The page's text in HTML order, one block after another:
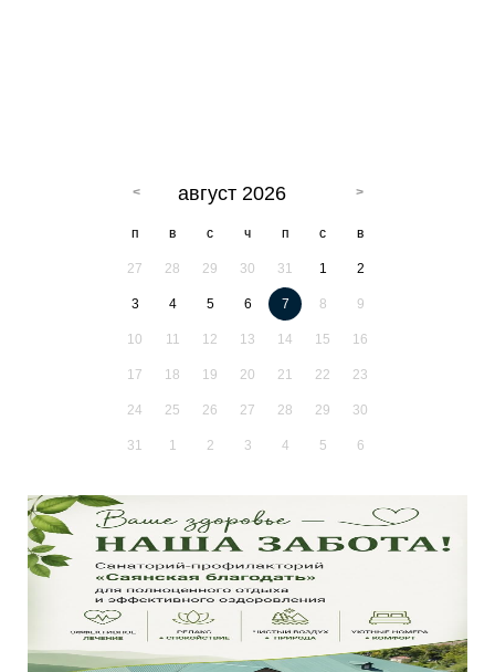
август 2026
п в с ч п с в
27 28 29 30 31 1 2
3 4 5 6 7 8 9
10 11 12 13 14 15 16
17 18 19 20 21 22 23
24 25 26 27 28 29 30
31 1 2 3 4 5 6